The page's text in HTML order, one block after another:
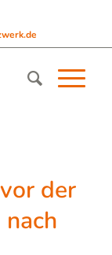
der